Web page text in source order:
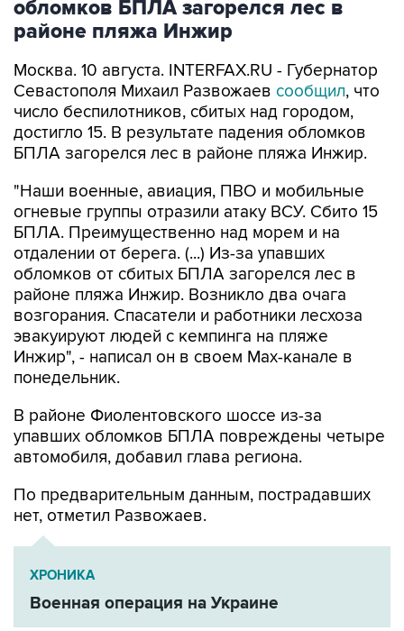
обломков БПЛА загорелся лес в
районе пляжа Инжир
Москва. 10 августа. INTERFAX.RU - Губернатор
Севастополя Михаил Развожаев сообщил, что
число беспилотников, сбитых над городом,
достигло 15. В результате падения обломков
БПЛА загорелся лес в районе пляжа Инжир.
"Наши военные, авиация, ПВО и мобильные
огневые группы отразили атаку ВСУ. Сбито 15
БПЛА. Преимущественно над морем и на
отдалении от берега. (...) Из-за упавших
обломков от сбитых БПЛА загорелся лес в
районе пляжа Инжир. Возникло два очага
возгорания. Спасатели и работники лесхоза
эвакуируют людей с кемпинга на пляже
Инжир", - написал он в своем Мах-канале в
понедельник.
В районе Фиолентовского шоссе из-за
упавших обломков БПЛА повреждены четыре
автомобиля, добавил глава региона.
По предварительным данным, пострадавших
нет, отметил Развожаев.
ХРОНИКА
Военная операция на Украине